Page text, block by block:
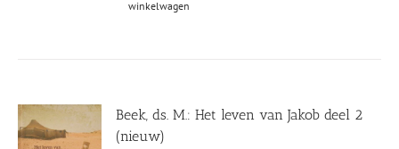
winkelwagen
Beek, ds. M.: Het leven van Jakob deel 2
(nieuw)